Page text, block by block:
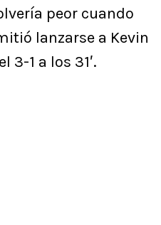
peor cuando
lanzarse a Kevin
1 a los 31′.